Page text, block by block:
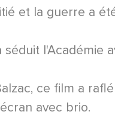
et la guerre a
l'Académie
ce film a raflé
avec brio.